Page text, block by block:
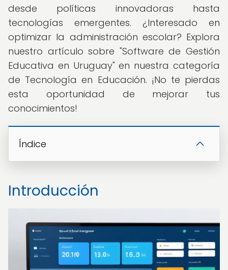
desde políticas innovadoras hasta
tecnologías emergentes. ¿Interesado en
optimizar la administración escolar? Explora
nuestro artículo sobre "Software de Gestión
Educativa en Uruguay" en nuestra categoría
de Tecnología en Educación. ¡No te pierdas
esta oportunidad de mejorar tus
conocimientos!
Índice
Introducción